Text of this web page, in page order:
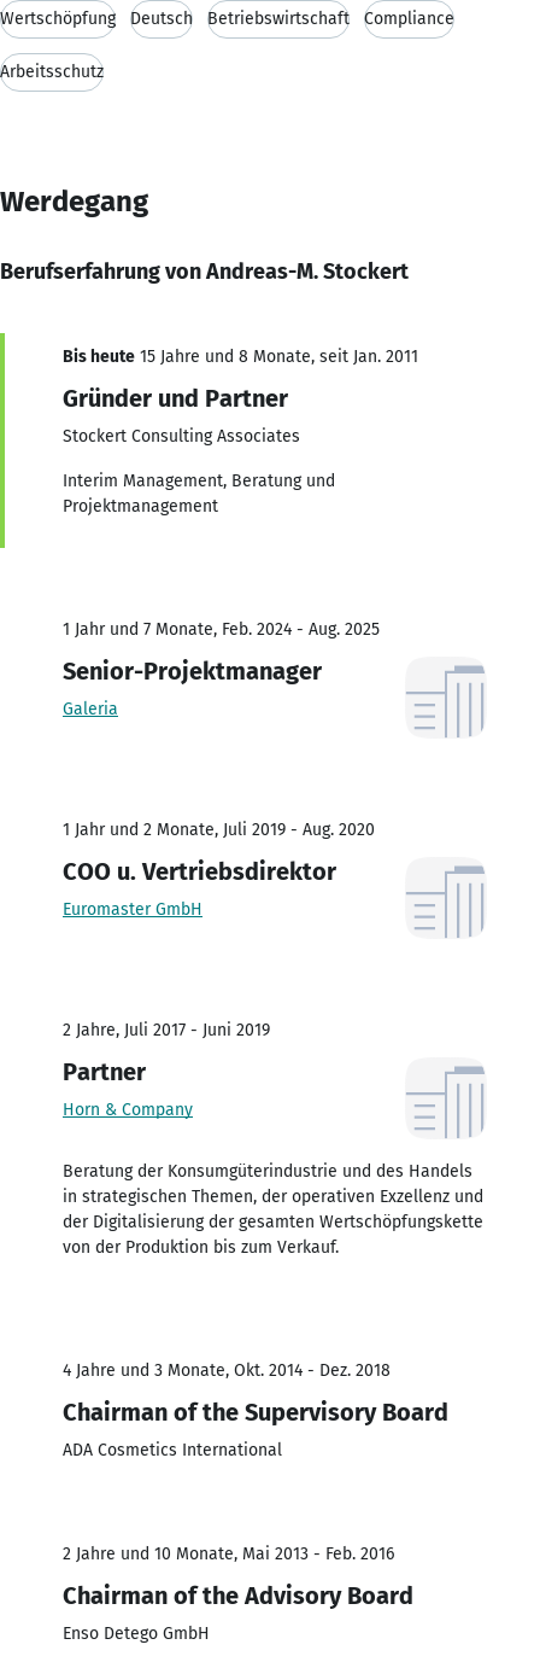
Wertschöpfung Deutsch Betriebswirtschaft Compliance
Arbeitsschutz
Werdegang
Berufserfahrung von Andreas-M. Stockert
Bis heute 15 Jahre und 8 Monate, seit Jan. 2011
Gründer und Partner
Stockert Consulting Associates
Interim Management, Beratung und
Projektmanagement
1 Jahr und 7 Monate, Feb. 2024 - Aug. 2025
Senior-Projektmanager
Galeria
1 Jahr und 2 Monate, Juli 2019 - Aug. 2020
COO u. Vertriebsdirektor
Euromaster GmbH
2 Jahre, Juli 2017 - Juni 2019
Partner
Horn & Company
Beratung der Konsumgüterindustrie und des Handels
in strategischen Themen, der operativen Exzellenz und
der Digitalisierung der gesamten Wertschöpfungskette
von der Produktion bis zum Verkauf.
4 Jahre und 3 Monate, Okt. 2014 - Dez. 2018
Chairman of the Supervisory Board
ADA Cosmetics International
2 Jahre und 10 Monate, Mai 2013 - Feb. 2016
Chairman of the Advisory Board
Enso Detego GmbH